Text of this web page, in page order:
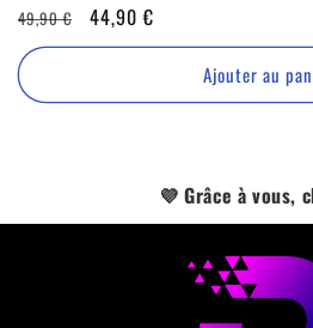
Prix
habituel
49,90 €
Promo
⏳
44,90 €
Ajouter au
💜 Grâce à vous,